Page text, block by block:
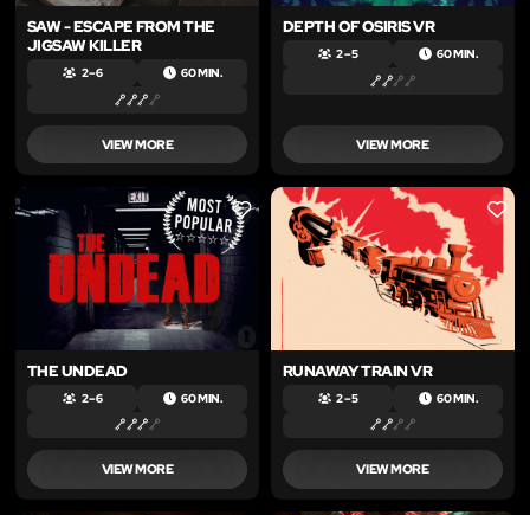
SAW - ESCAPE FROM THE
JIGSAW KILLER
2 – 6 60 MIN.
VIEW MORE
DEPTH OF OSIRIS VR
2 – 5 60 MIN.
VIEW MORE
LIKE
THE UNDEAD
2 – 6 60 MIN.
VIEW MORE
LIKE
RUNAWAY TRAIN VR
2 – 5 60 MIN.
VIEW MORE